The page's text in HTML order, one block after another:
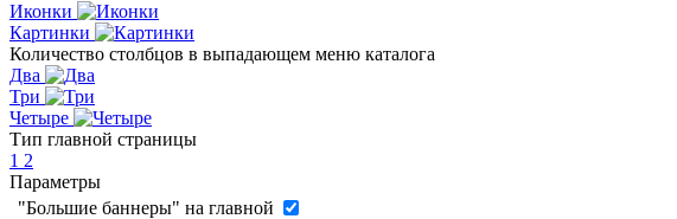
Иконки
Картинки
Количество столбцов в выпадающем меню каталога
Два
Три
Четыре
Тип главной страницы
1 2
Параметры
"Большие баннеры" на главной